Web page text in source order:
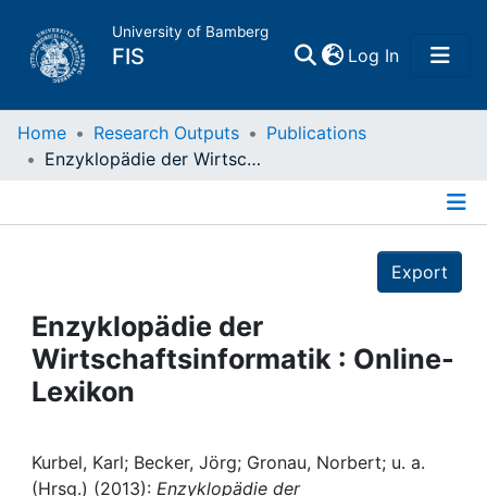
University of Bamberg
FIS Log In(current)
Home
Projects
People
Awards
Home Research Outputs
Publications
Enzyklopädie der Wirtschaftsinformatik : Online-Lexikon
Export
Enzyklopädie der
Wirtschaftsinformatik : Online-
Lexikon
Kurbel, Karl; Becker, Jörg; Gronau, Norbert; u. a.
(Hrsg.) (2013): Enzyklopädie der